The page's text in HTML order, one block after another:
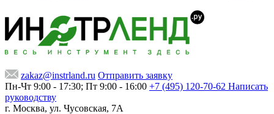
zakaz@instrland.ru Отправить заявку
Пн-Чт 9:00 - 17:30; Пт 9:00 - 16:00 +7 (495) 120-70-62 Написать
руководству
г. Москва, ул. Чусовская, 7А